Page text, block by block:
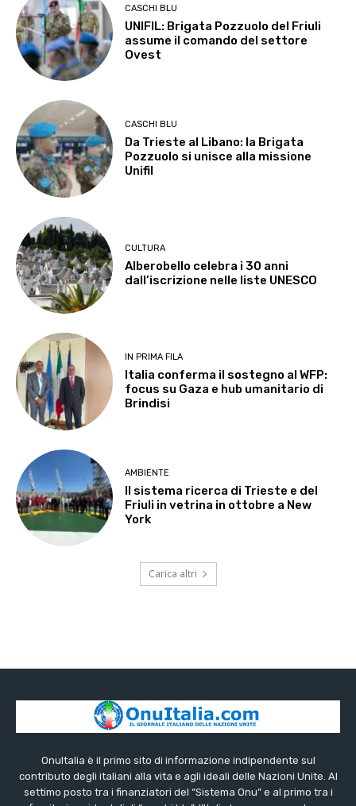
CASCHI BLU
UNIFIL: Brigata Pozzuolo del Friuli
assume il comando del settore
Ovest
CASCHI BLU
Da Trieste al Libano: la Brigata
Pozzuolo si unisce alla missione
Unifil
CULTURA
Alberobello celebra i 30 anni
dall’iscrizione nelle liste UNESCO
IN PRIMA FILA
Italia conferma il sostegno al WFP:
focus su Gaza e hub umanitario di
Brindisi
AMBIENTE
Il sistema ricerca di Trieste e del
Friuli in vetrina in ottobre a New
York
Carica altri
OnuItalia è il primo sito di informazione indipendente sul
contributo degli italiani alla vita e agli ideali delle Nazioni Unite. Al
settimo posto tra i finanziatori del “Sistema Onu” e al primo tra i